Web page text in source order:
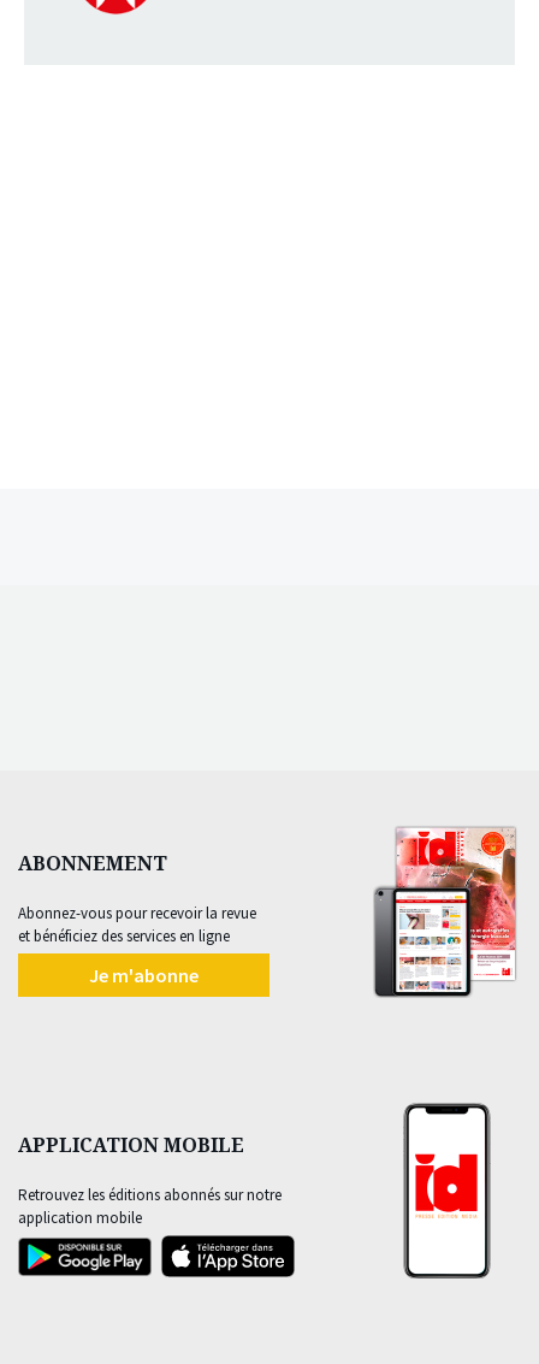
ABONNEMENT
Abonnez-vous pour recevoir la revue
et bénéficiez des services en ligne
Je m'abonne
APPLICATION MOBILE
Retrouvez les éditions abonnés sur notre
application mobile